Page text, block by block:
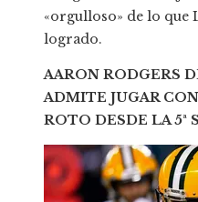
«orgulloso» de lo que
logrado.
AARON RODGERS
ADMITE JUGAR
ROTO DESDE LA 5ª